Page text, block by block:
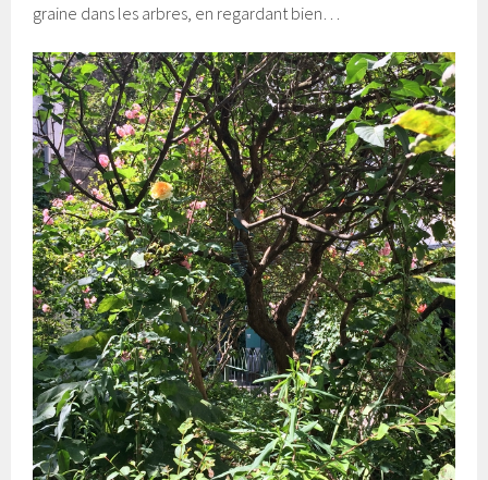
graine dans les arbres, en regardant bien…